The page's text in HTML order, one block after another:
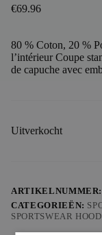
€69.96
80 % Coton, 20 %
l’intérieur Coupe
de capuche avec
Uitverkocht
ARTIKELNUMMER:
CATEGORIEËN:
SPORTSWEAR